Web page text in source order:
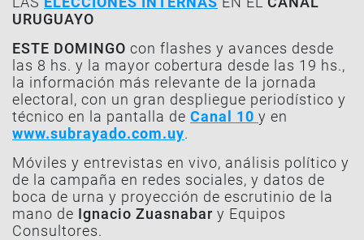
URUGUAYO
ESTE DOMINGO con flashes y avances desde
las 8 hs. y la mayor cobertura desde las 19 hs.,
la información más relevante de la jornada
electoral, con un gran despliegue periodístico y
técnico en la pantalla de Canal 10 y en
www.subrayado.com.uy.
Móviles y entrevistas en vivo, análisis político y
de la campaña en redes sociales, y datos de
boca de urna y proyección de escrutinio de la
mano de Ignacio Zuasnabar y Equipos
Consultores.